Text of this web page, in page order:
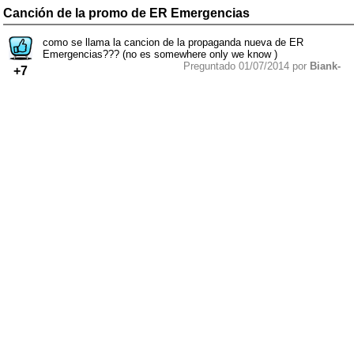
Canción de la promo de ER Emergencias
+7
como se llama la cancion de la propaganda nueva de ER
Emergencias??? (no es somewhere only we know )
Preguntado 01/07/2014 por Biank-